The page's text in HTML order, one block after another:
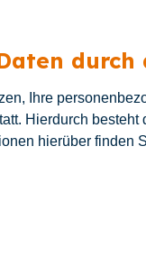
Ihre
Hierdurch
hierüber finden